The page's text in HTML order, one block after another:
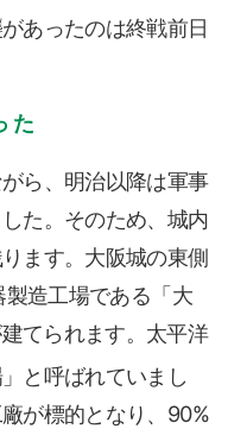
あったのは終戦前日
た
ら、明治以降は軍事
た。そのため、城内
ます。大阪城の東側
造工場である「大
建てられます。太平洋
と呼ばれていまし
が標的となり、90%